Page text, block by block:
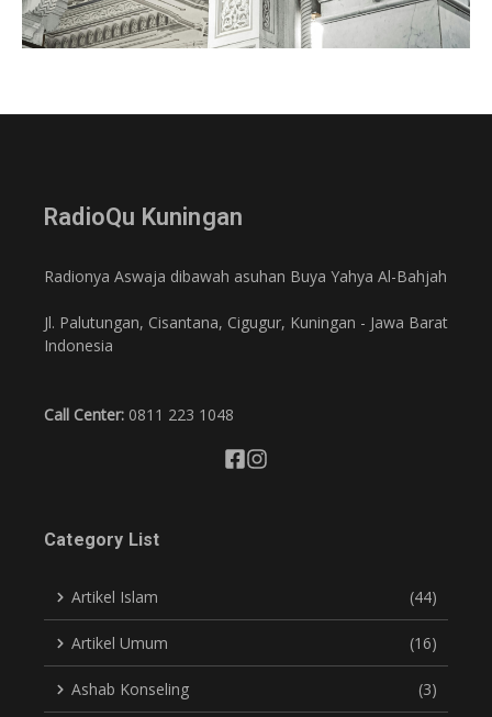
RadioQu Kuningan
Radionya Aswaja dibawah asuhan Buya Yahya Al-Bahjah
Jl. Palutungan, Cisantana, Cigugur, Kuningan - Jawa Barat
Indonesia
Call Center: 0811 223 1048
Category List
Artikel Islam (44)
Artikel Umum (16)
Ashab Konseling (3)